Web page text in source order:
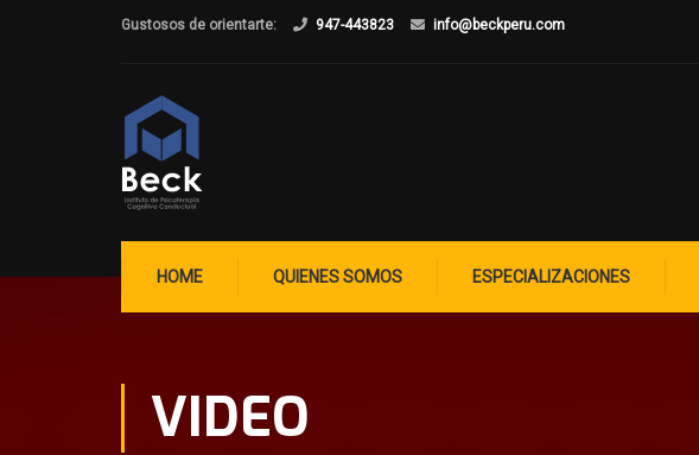
Gustosos de orientarte: 947-443823 info@beckperu.com
HOME QUIENES SOMOS ESPECIALIZACIONES
VIDEO